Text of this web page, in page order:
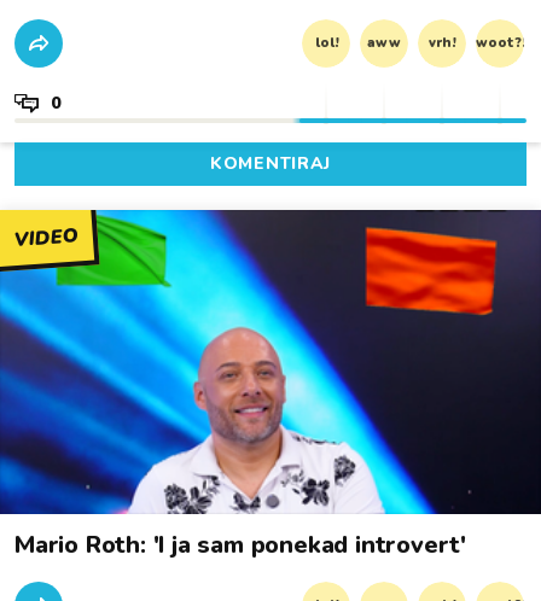
lol! aww vrh! woot?!
0
KOMENTIRAJ
VIDEO
Mario Roth: 'I ja sam ponekad introvert'